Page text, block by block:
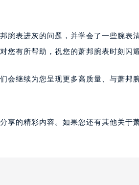
腕表进灰的问题，并学会了一些腕表
您有所帮助，祝您的萧邦腕表时刻闪
会继续为您呈现更多高质量、与萧邦
享的精彩内容。如果您还有其他关于